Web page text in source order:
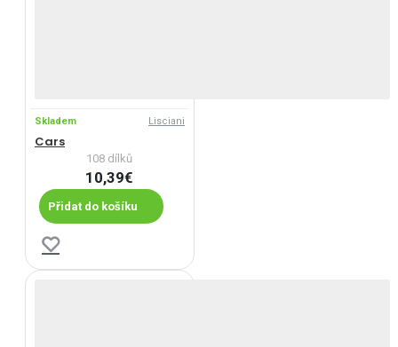
Skladem Lisciani
Cars
108 dílků
10,39€
Přidat do košíku